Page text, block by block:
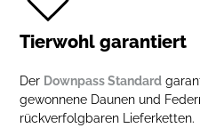
Tierwohl garantiert
Der Downpass Standard
gewonnene Daunen und
rückverfolgbaren Lieferketten.